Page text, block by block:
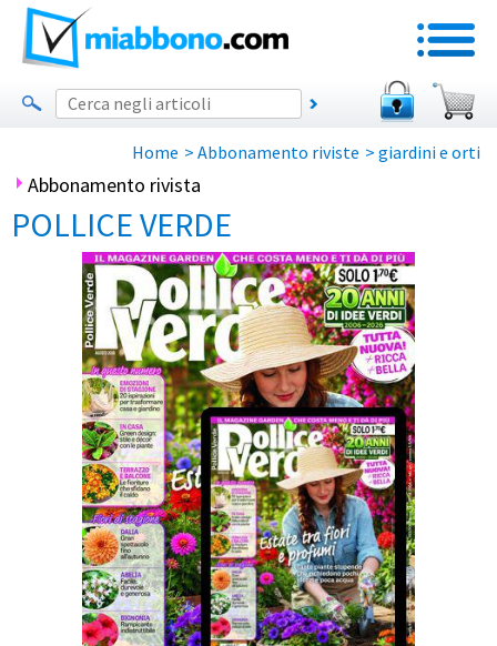
Home > Abbonamento riviste > giardini e orti
Abbonamento rivista
POLLICE VERDE